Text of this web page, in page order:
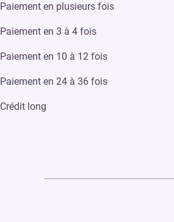
Paiement en plusieurs fois
Paiement en 3 à 4 fois
Paiement en 10 à 12 fois
Paiement en 24 à 36 fois
Crédit long